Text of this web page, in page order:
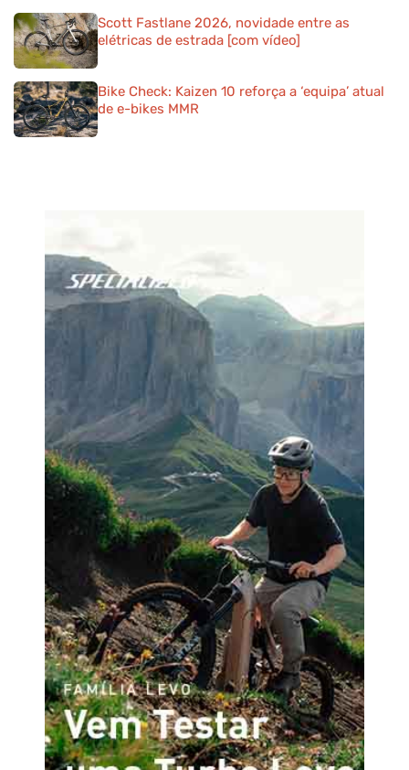
Scott Fastlane 2026, novidade entre as
elétricas de estrada [com vídeo]
Bike Check: Kaizen 10 reforça a ‘equipa’ atual
de e-bikes MMR